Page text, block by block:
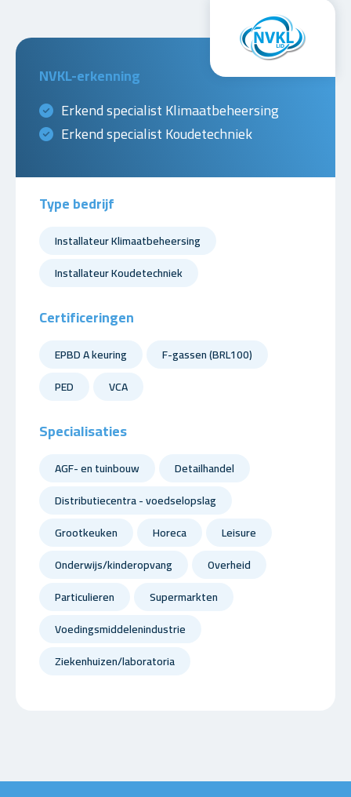
NVKL-erkenning
Erkend specialist Klimaatbeheersing
Erkend specialist Koudetechniek
Type bedrijf
Installateur Klimaatbeheersing
Installateur Koudetechniek
Certificeringen
EPBD A keuring
F-gassen (BRL100)
PED
VCA
Specialisaties
AGF- en tuinbouw
Detailhandel
Distributiecentra - voedselopslag
Grootkeuken
Horeca
Leisure
Onderwijs/kinderopvang
Overheid
Particulieren
Supermarkten
Voedingsmiddelenindustrie
Ziekenhuizen/laboratoria